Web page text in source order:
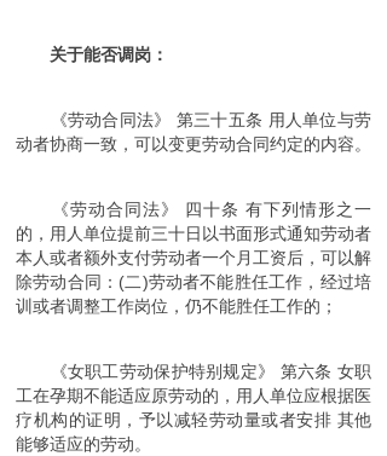
关于能否调岗：
《劳动合同法》 第三十五条 用人单位与劳
动者协商一致，可以变更劳动合同约定的内容。
《劳动合同法》 四十条 有下列情形之一
的，用人单位提前三十日以书面形式通知劳动者
本人或者额外支付劳动者一个月工资后，可以解
除劳动合同：(二)劳动者不能胜任工作，经过培
训或者调整工作岗位，仍不能胜任工作的；
《女职工劳动保护特别规定》 第六条 女职
工在孕期不能适应原劳动的，用人单位应根据医
疗机构的证明，予以减轻劳动量或者安排 其他
能够适应的劳动。